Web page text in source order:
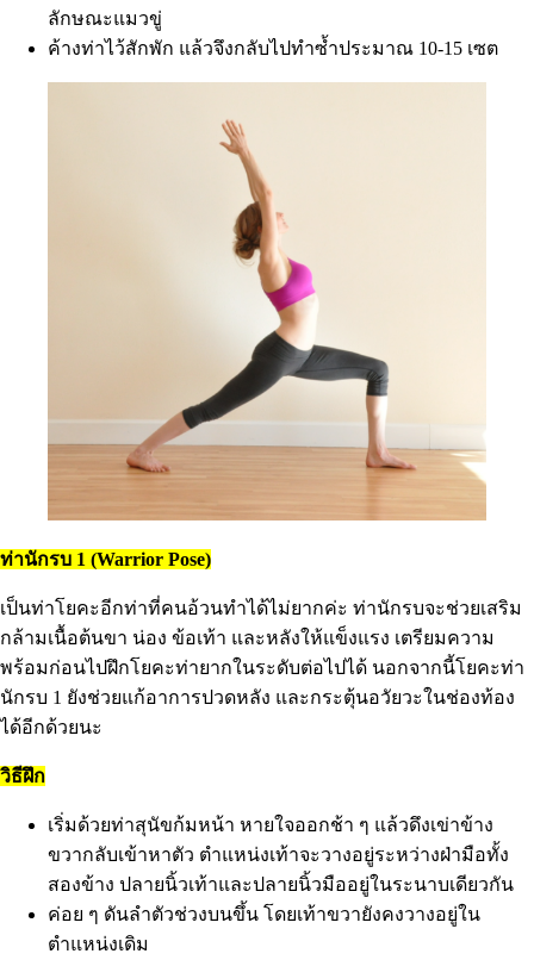
ลักษณะแมวขู่
ค้างท่าไว้สักพัก แล้วจึงกลับไปทำซ้ำประมาณ 10-15 เซต
ท่านักรบ 1 (Warrior Pose)
เป็นท่าโยคะอีกท่าที่คนอ้วนทำได้ไม่ยากค่ะ ท่านักรบจะช่วยเสริม
กล้ามเนื้อต้นขา น่อง ข้อเท้า และหลังให้แข็งแรง เตรียมความ
พร้อมก่อนไปฝึกโยคะท่ายากในระดับต่อไปได้ นอกจากนี้โยคะท่า
นักรบ 1 ยังช่วยแก้อาการปวดหลัง และกระตุ้นอวัยวะในช่องท้อง
ได้อีกด้วยนะ
วิธีฝึก
เริ่มด้วยท่าสุนัขก้มหน้า หายใจออกช้า ๆ แล้วดึงเข่าข้าง
ขวากลับเข้าหาตัว ตำแหน่งเท้าจะวางอยู่ระหว่างฝ่ามือทั้ง
สองข้าง ปลายนิ้วเท้าและปลายนิ้วมืออยู่ในระนาบเดียวกัน
ค่อย ๆ ดันลำตัวช่วงบนขึ้น โดยเท้าขวายังคงวางอยู่ใน
ตำแหน่งเดิม